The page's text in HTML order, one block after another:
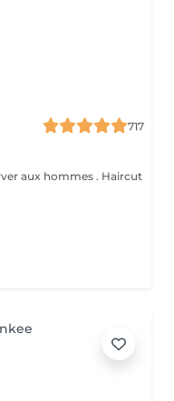
717
aux hommes . Haircut